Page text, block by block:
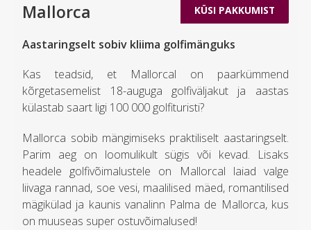
KÜSI PAKKUMIST
Mallorca
Aastaringselt sobiv kliima golfimänguks
Kas teadsid, et Mallorcal on paarkümmend
kõrgetasemelist 18-auguga golfiväljakut ja aastas
külastab saart ligi 100 000 golfituristi?
Mallorca sobib mängimiseks praktiliselt aastaringselt.
Parim aeg on loomulikult sügis või kevad. Lisaks
headele golfivõimalustele on Mallorcal laiad valge
liivaga rannad, soe vesi, maalilised mäed, romantilised
mägikülad ja kaunis vanalinn Palma de Mallorca, kus
on muuseas super ostuvõimalused!